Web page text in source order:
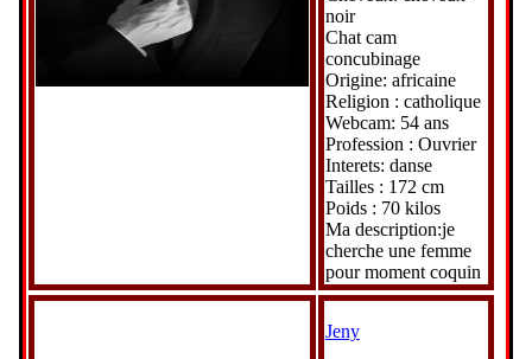
noir
Chat cam
concubinage
Origine: africaine
Religion : catholique
Webcam: 54 ans
Profession : Ouvrier
Interets: danse
Tailles : 172 cm
Poids : 70 kilos
Ma description:je
cherche une femme
pour moment coquin
Jeny